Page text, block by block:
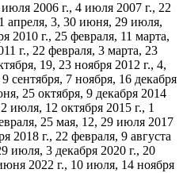
2006 г., 4 июля 2007 г., 22
апреля, 3, 30 июня, 29 июля,
2010 г., 25 февраля, 11 марта,
г., 22 февраля, 3 марта, 23
19, 23 ноября 2012 г., 4,
7 ноября, 16 декабря
25 октября, 9 декабря 2014
июля, 12 октября 2015 г., 1
25 мая, 12, 29 июля 2017
2018 г., 22 февраля, 9 августа
июля, 3 декабря 2020 г., 20
2022 г., 10 июля, 14 ноября